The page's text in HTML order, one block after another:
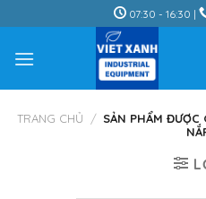
to
content
07:30 - 16:30 |
TRANG CHỦ / SẢN PHẨM ĐƯỢC